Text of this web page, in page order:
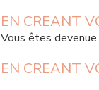
EN CREANT
Vous êtes
EN CREANT